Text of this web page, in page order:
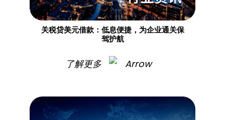
关税贷美元借款：低息便捷，为企业通关保
驾护航​
了解更多